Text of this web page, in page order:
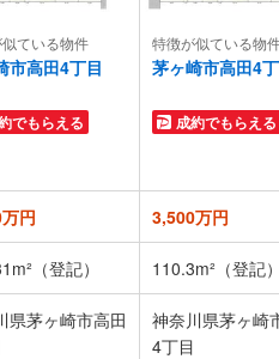
ている物件
市高田4丁目
でもらえる
特徴が似ている物
茅ヶ崎市高田4
成約でもらえる
円 3,500万円
（登記） 110.3m²（登記
県茅ヶ崎市高田
神奈川県茅ヶ崎
4丁目